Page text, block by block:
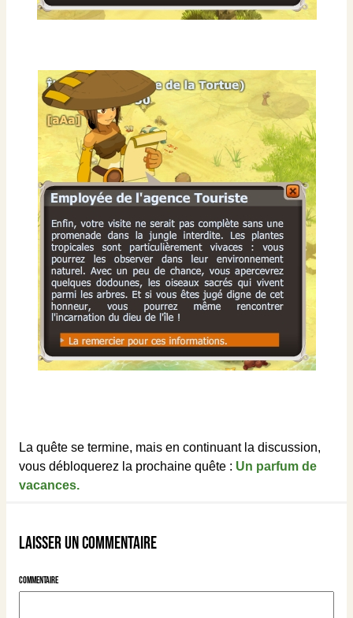
La quête se termine, mais en continuant la discussion,
vous débloquerez la prochaine quête : Un parfum de
vacances.
Laisser un commentaire
Commentaire